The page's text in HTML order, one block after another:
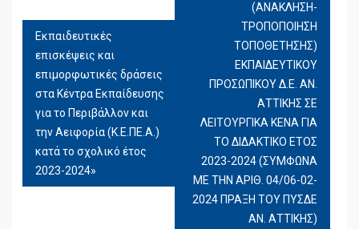
ΆΡΘΡΩΝ
Εκπαιδευτικές
επισκέψεις και
επιμορφωτικές δράσεις
στα Κέντρα Εκπαίδευσης
για το Περιβάλλον και
την Αειφορία (Κ.Ε.ΠΕ.Α.)
κατά το σχολικό έτος
2023-2024»
(ΑΝΑΚΛΗΣΗ-
ΤΡΟΠΟΠΟΙΗΣΗ
ΤΟΠΟΘΕΤΗΣΗΣ)
ΕΚΠΑΙΔΕΥΤΙΚΟΥ
ΠΡΟΣΩΠΙΚΟΥ Δ.Ε. ΑΝ.
ΑΤΤΙΚΗΣ ΣΕ
ΛΕΙΤΟΥΡΓΙΚΑ ΚΕΝΑ ΓΙΑ
ΤΟ ΔΙΔΑΚΤΙΚΟ ΕΤΟΣ
2023-2024 (ΣΥΜΦΩΝΑ
ΜΕ ΤΗΝ ΑΡΙΘ. 04/06-02-
2024 ΠΡΑΞΗ ΤΟΥ ΠΥΣΔΕ
ΑΝ. ΑΤΤΙΚΗΣ)